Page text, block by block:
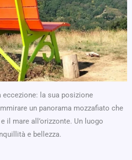
eccezione: la sua posizione
un panorama mozzafiato che
il mare all’orizzonte. Un luogo
e bellezza.